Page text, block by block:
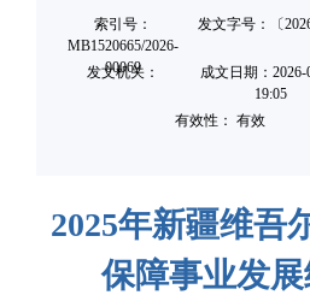
索引号：
MB1520665/2026-
00069
发文字号：〔
发文机关： 成文日期： 2026-
19:05
有效性： 有效
2025年新疆维吾
保障事业发